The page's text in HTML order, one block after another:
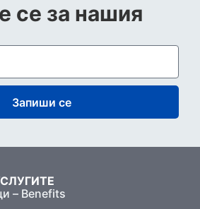
се за нашия
Запиши се
– Benefits